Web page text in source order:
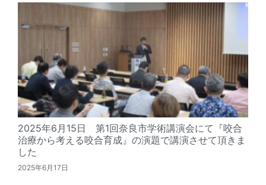
2025年6月15日 第1回奈良市学術講演会にて『咬合
治療から考える咬合育成』の演題で講演させて頂きま
した
2025年6月17日